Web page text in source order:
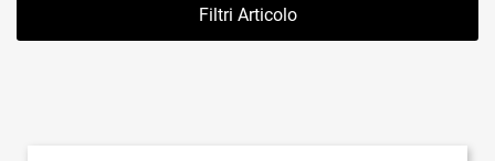
Filtri Articolo